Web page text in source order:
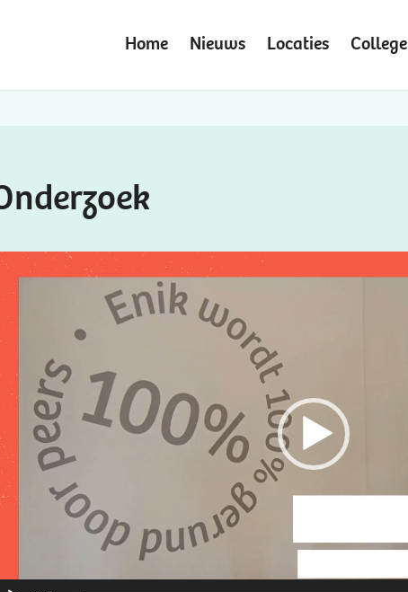
Home Nieuws Locaties College